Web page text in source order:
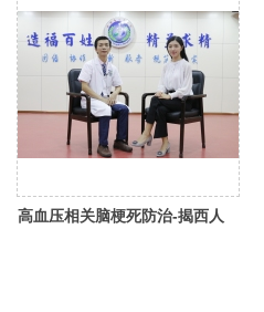
高血压相关脑梗死防治-揭西人